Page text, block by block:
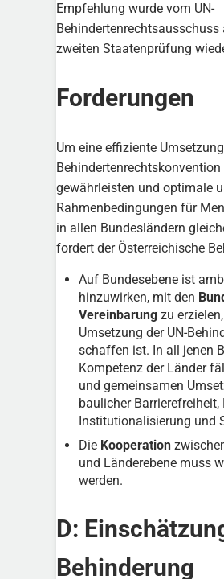
Empfehlung wurde vom UN-
zweiten Staatenprüfung
Forderungen
Um eine effiziente
Behindertenrechtskonvention
gewährleisten und optimale
Rahmenbedingungen für
in allen Bundesländern
fordert der Österreichische
Auf Bundesebene ist
hinzuwirken, mit den
Vereinbarung zu
Umsetzung der UN-
schaffen ist. In all jenen
Kompetenz der Länder
und gemeinsamen
baulicher Barrierefreiheit,
Institutionalisierung und
Die Kooperation
und Länderebene muss
werden.
D:
Behinderung